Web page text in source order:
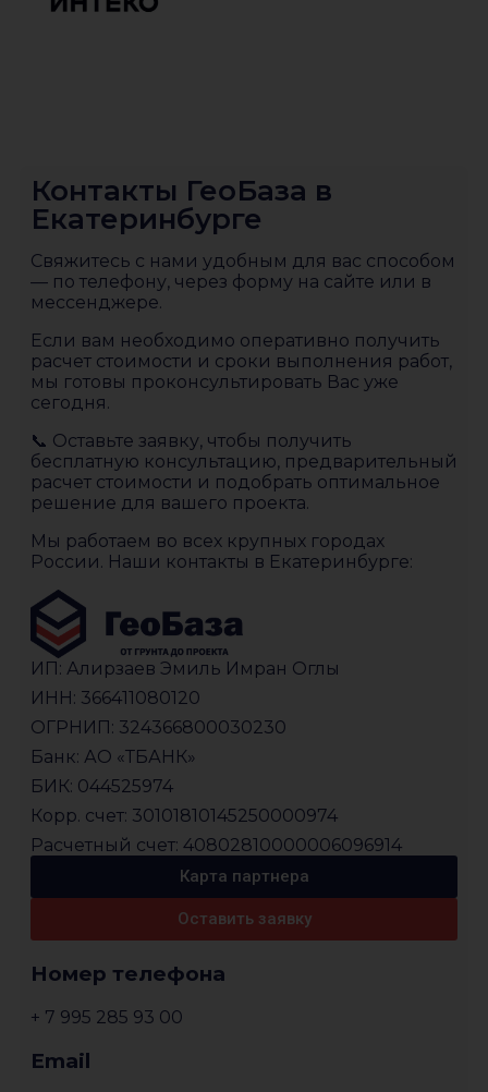
Контакты ГеоБаза в
Екатеринбурге
Свяжитесь с нами удобным для вас способом
— по телефону, через форму на сайте или в
мессенджере.
Если вам необходимо оперативно получить
расчет стоимости и сроки выполнения работ,
мы готовы проконсультировать Вас уже
сегодня.
📞 Оставьте заявку, чтобы получить
бесплатную консультацию, предварительный
расчет стоимости и подобрать оптимальное
решение для вашего проекта.
Мы работаем во всех крупных городах
России. Наши контакты в Екатеринбурге:
Номер телефона
+ 7 995 285 93 00
Email
ИП: Алирзаев Эмиль Имран Оглы
ИНН: 366411080120
ОГРНИП: 324366800030230
Банк: АО «ТБАНК»
БИК: 044525974
Корр. счет: 30101810145250000974
Расчетный счет: 40802810000006096914
Карта партнера
Оставить заявку